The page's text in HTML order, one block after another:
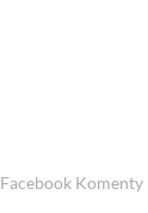
Facebook Komenty